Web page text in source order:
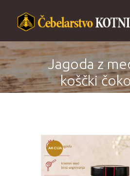
Jagoda z
koščki
AKCIJA
!